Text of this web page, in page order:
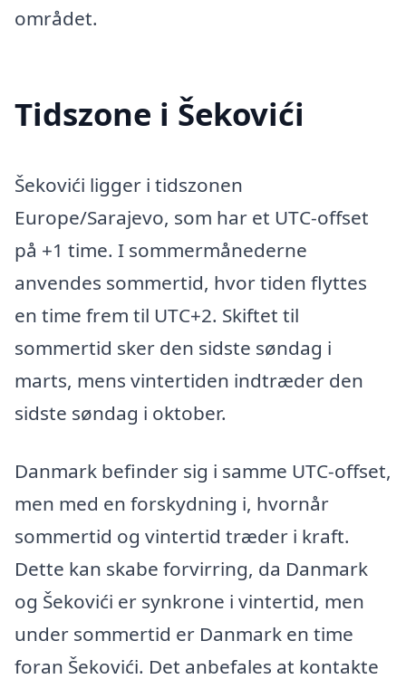
området.
Tidszone i Šekovići
Šekovići ligger i tidszonen
Europe/Sarajevo, som har et UTC-offset
på +1 time. I sommermånederne
anvendes sommertid, hvor tiden flyttes
en time frem til UTC+2. Skiftet til
sommertid sker den sidste søndag i
marts, mens vintertiden indtræder den
sidste søndag i oktober.
Danmark befinder sig i samme UTC-offset,
men med en forskydning i, hvornår
sommertid og vintertid træder i kraft.
Dette kan skabe forvirring, da Danmark
og Šekovići er synkrone i vintertid, men
under sommertid er Danmark en time
foran Šekovići. Det anbefales at kontakte